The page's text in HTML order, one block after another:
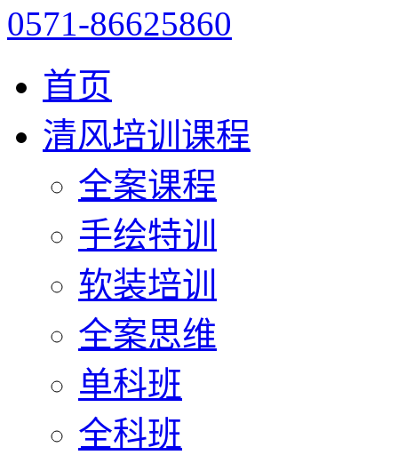
0571-86625860
首页
清风培训课程
全案课程
手绘特训
软装培训
全案思维
单科班
全科班